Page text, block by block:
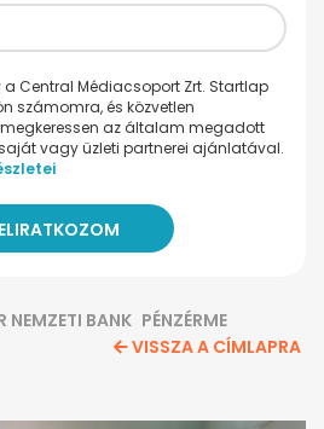
a Central Médiacsoport Zrt. Startlap
számomra, és közvetlen
megkeressen az általam megadott
vagy üzleti partnerei ajánlatával.
NEMZETI BANK PÉNZÉRME
VISSZA A CÍMLAPRA